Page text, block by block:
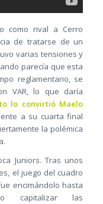
como rival a Cerro
de tratarse de un
varias tensiones y
parecía que esta
reglamentario, se
VAR, lo que daría
lo convirtió Maelo
a su cuarta final
la polémica
Juniors. Tras unos
el juego del cuadro
encimándolo hasta
capitalizar las